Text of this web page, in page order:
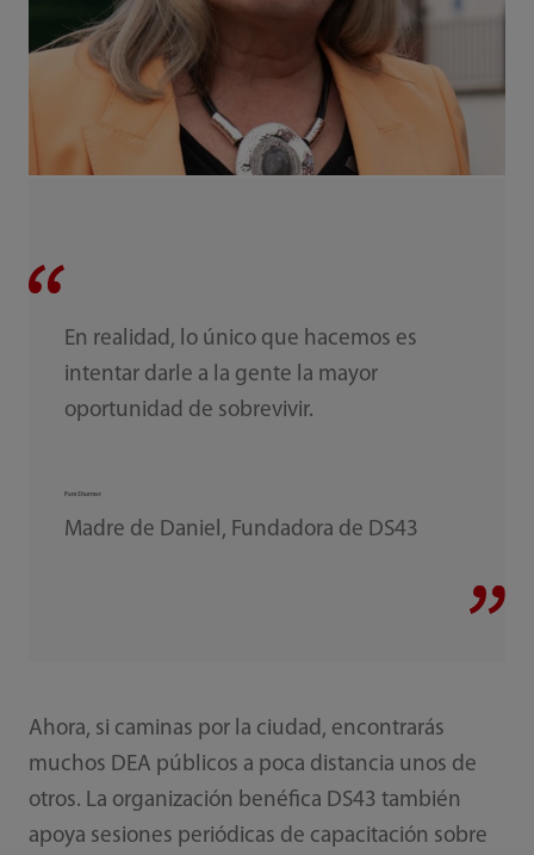
En realidad, lo único que hacemos es
intentar darle a la gente la mayor
oportunidad de sobrevivir.
Pam Shurmer
Madre de Daniel, Fundadora de DS43
Ahora, si caminas por la ciudad, encontrarás
muchos DEA públicos a poca distancia unos de
otros. La organización benéfica DS43 también
apoya sesiones periódicas de capacitación sobre